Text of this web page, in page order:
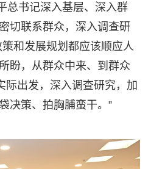
总书记深入基层、深入群
切联系群众，深入调查研
和发展规划都应该顺应人
盼，从群众中来、到群众
际出发，深入调查研究，加
决策、拍胸脯蛮干。”